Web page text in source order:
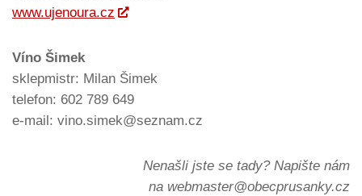
www.ujenoura.cz
Víno Šimek
sklepmistr: Milan Šimek
telefon: 602 789 649
e-mail: vino.simek@seznam.cz
Nenašli jste se tady? Napište nám
na webmaster@obecprusanky.cz